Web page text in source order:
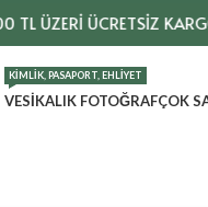
ÜCRETSİZ KARGO
VESIKALIK FOTOĞRAF
KIMLIK, PASAPORT, EHLIYET
ÇOK